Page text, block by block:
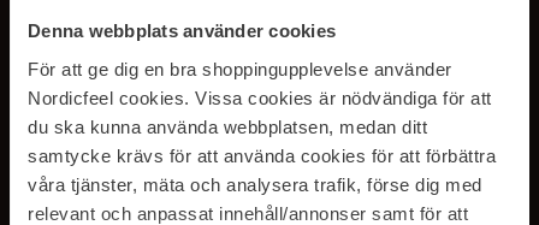
Denna webbplats använder cookies
För att ge dig en bra shoppingupplevelse använder
Nordicfeel cookies. Vissa cookies är nödvändiga för att
du ska kunna använda webbplatsen, medan ditt
samtycke krävs för att använda cookies för att förbättra
våra tjänster, mäta och analysera trafik, förse dig med
relevant och anpassat innehåll/annonser samt för att
SUBSCRIBE TO OUR
NEWSLETTER
E-postadresse
Ved å abonnere godtar du vårpersonvernerklæring. Du kan melde deg